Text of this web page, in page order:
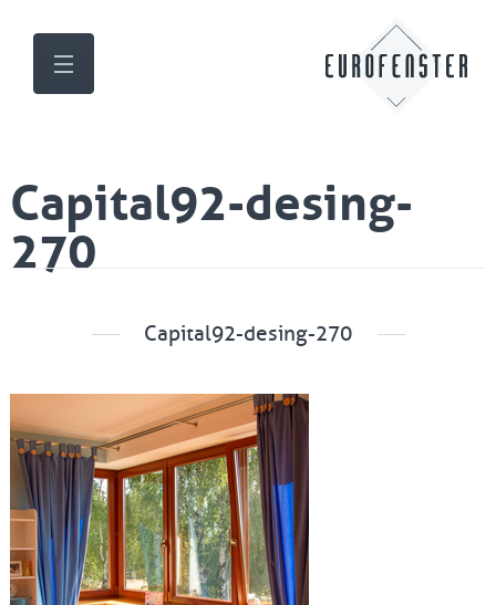
Capital92-desing-
270
Capital92-desing-270